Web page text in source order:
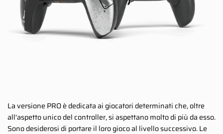
La versione PRO è dedicata ai giocatori determinati che, oltre
all'aspetto unico del controller, si aspettano molto di più da esso.
Sono desiderosi di portare il loro gioco al livello successivo. Le